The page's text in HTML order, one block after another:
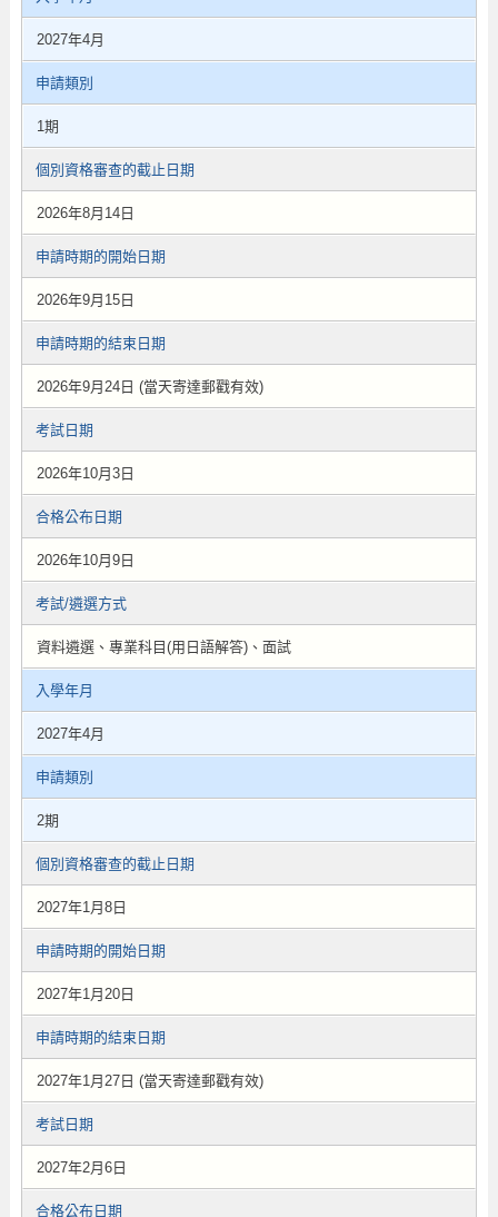
2027年4月
申請類別
1期
個別資格審查的截止日期
2026年8月14日
申請時期的開始日期
2026年9月15日
申請時期的結束日期
2026年9月24日 (當天寄達郵戳有效)
考試日期
2026年10月3日
合格公布日期
2026年10月9日
考試/遴選方式
資料遴選、專業科目(用日語解答)、面試
入學年月
2027年4月
申請類別
2期
個別資格審查的截止日期
2027年1月8日
申請時期的開始日期
2027年1月20日
申請時期的結束日期
2027年1月27日 (當天寄達郵戳有效)
考試日期
2027年2月6日
合格公布日期